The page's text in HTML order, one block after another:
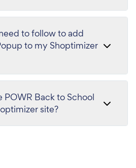
to follow to add
to my Shoptimizer
POWR Back to School
Popup on my Shoptimizer site?